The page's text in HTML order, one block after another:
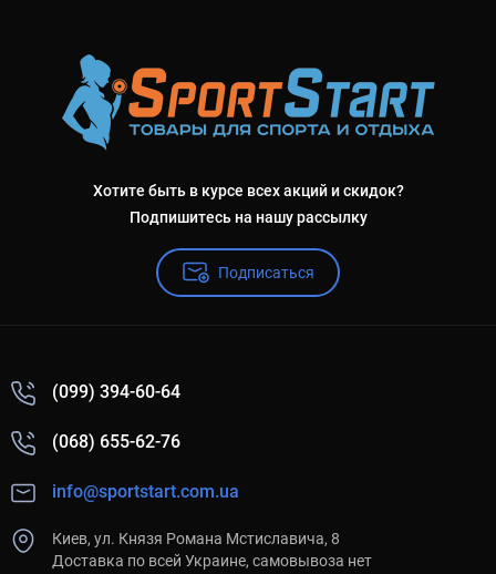
Хотите быть в курсе всех акций и скидок?
Подпишитесь на нашу рассылку
Подписаться
(099) 394-60-64
(068) 655-62-76
info@sportstart.com.ua
Киев, ул. Князя Романа Мстиславича, 8
Доставка по всей Украине, самовывоза нет